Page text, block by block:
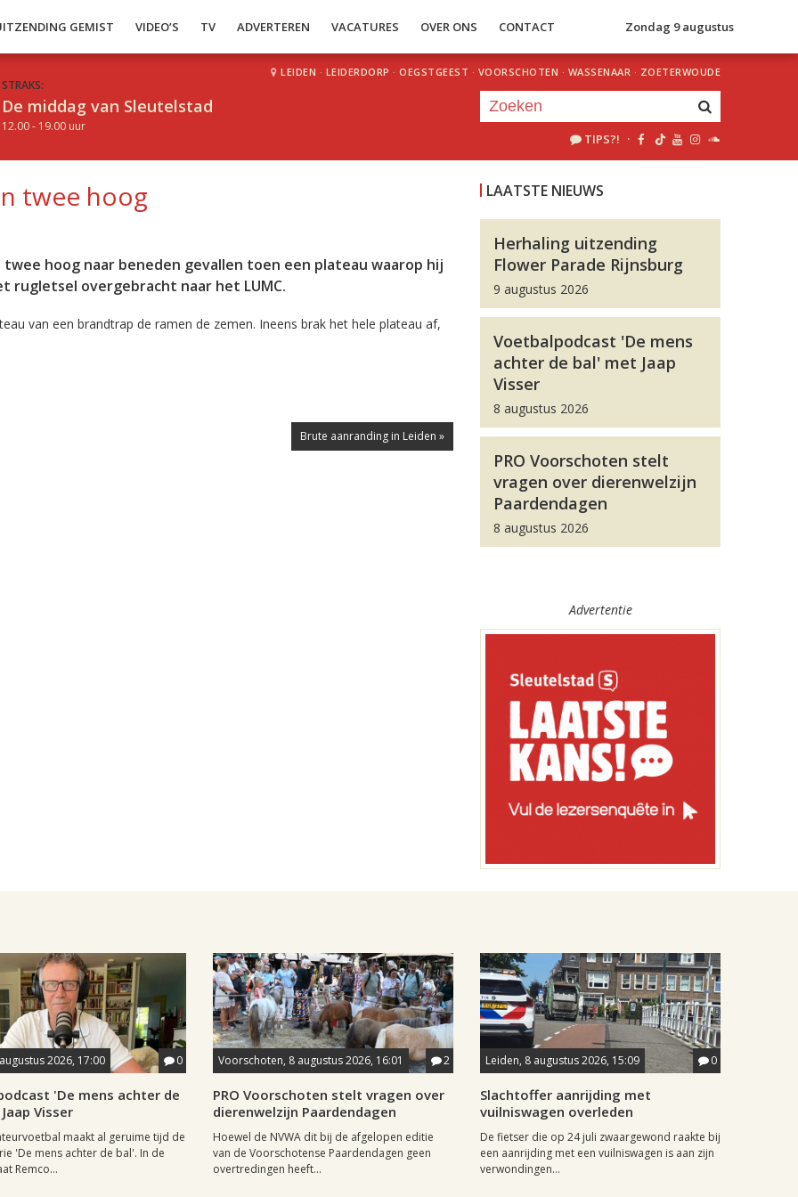
GEMIST VIDEO’S TV ADVERTEREN VACATURES OVER ONS CONTACT Zondag 9 augustus
STRAKS:
De middag van Sleutelstad
12.00 - 19.00 uur
LEIDEN · LEIDERDORP · OEGSTGEEST · VOORSCHOTEN · WASSENAAR · ZOETERWOUDE
TIPS?! ·
twee hoog
twee hoog naar beneden gevallen toen een plateau waarop hij
rugletsel overgebracht naar het LUMC.
van een brandtrap de ramen de zemen. Ineens brak het hele plateau af,
Brute aanranding in Leiden »
LAATSTE NIEUWS
Herhaling uitzending
Flower Parade Rijnsburg
9 augustus 2026
Voetbalpodcast 'De mens
achter de bal' met Jaap
Visser
8 augustus 2026
PRO Voorschoten stelt
vragen over dierenwelzijn
Paardendagen
8 augustus 2026
Advertentie
2026, 17:00 0
'De mens achter de
Visser
maakt al geruime tijd de
'De mens achter de bal'. In de
Remco...
Voorschoten, 8 augustus 2026, 16:01 2
PRO Voorschoten stelt vragen over
dierenwelzijn Paardendagen
Hoewel de NVWA dit bij de afgelopen editie
van de Voorschotense Paardendagen geen
overtredingen heeft...
Leiden, 8 augustus 2026, 15:09 0
Slachtoffer aanrijding met
vuilniswagen overleden
De fietser die op 24 juli zwaargewond raakte bij
een aanrijding met een vuilniswagen is aan zijn
verwondingen...